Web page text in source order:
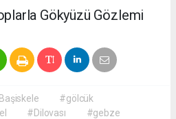
Gökyüzü Gözlemi
#gölcük
#Dilovası
#gebze